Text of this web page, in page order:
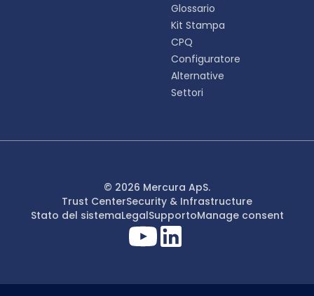
Glossario
Kit Stampa
CPQ
Configuratore
Alternative
Settori
© 2026 Mercura ApS.
Trust CenterSecurity & Infrastructure
Stato del sistemaLegalSupportoManage consent